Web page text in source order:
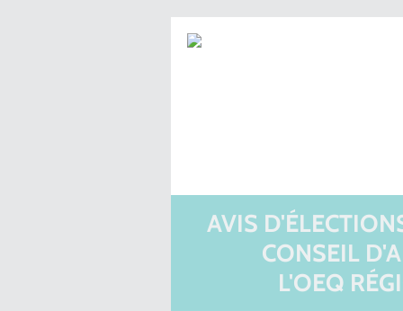
AVIS
CONSEIL
L'OEQ